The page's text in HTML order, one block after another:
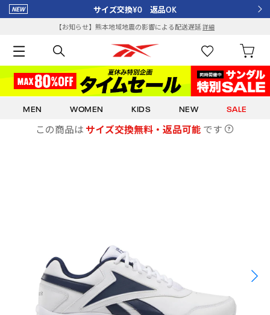
サイズ交換¥0 返品OK
【お知らせ】熊本地域地震の影響による配送遅延詳細
MEN WOMEN KIDS NEW SALE
この商品は サイズ交換無料・返品可能 です